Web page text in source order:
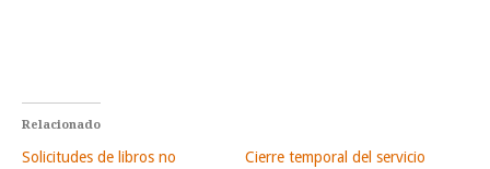
Relacionado
Solicitudes de libros no
Cierre temporal del servicio